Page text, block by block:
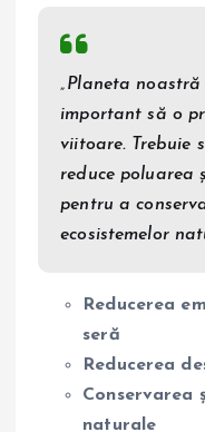
„Planeta
important să o
viitoare. Trebuie
reduce poluarea
pentru a
ecosistemelor
Reducerea
seră
Reducerea
Conservarea
naturale